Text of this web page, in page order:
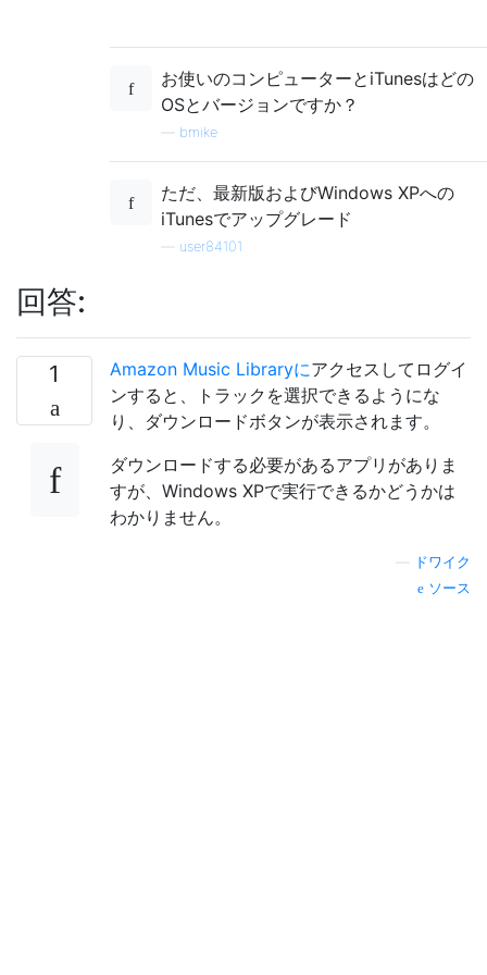
お使いのコンピューターとiTunesはどの
OSとバージョンですか？
bmike
ただ、最新版およびWindows XPへの
iTunesでアップグレード
user84101
回答:
1 Amazon Music Libraryにアクセスしてログイ
ンすると、トラックを選択できるようにな
り、ダウンロードボタンが表示されます。
ダウンロードする必要があるアプリがありま
すが、Windows XPで実行できるかどうかは
わかりません。
ドワイク
ソース